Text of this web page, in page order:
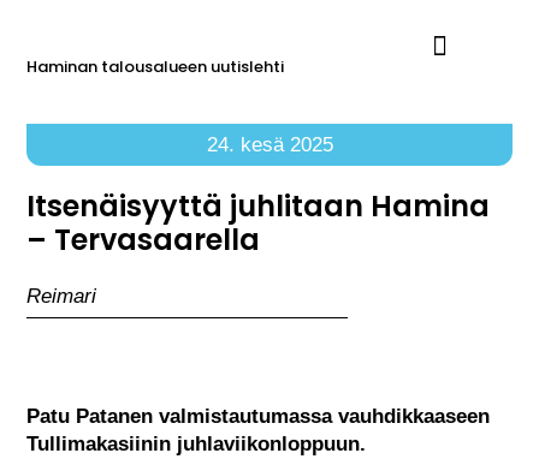
Haminan talousalueen uutislehti
24. kesä 2025
Itsenäisyyttä juhlitaan Hamina
– Tervasaarella
Reimari
Patu Patanen valmistautumassa vauhdikkaaseen
Tullimakasiinin juhlaviikonloppuun.